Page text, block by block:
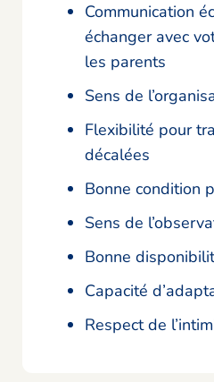
Communication
échanger avec
les parents
Sens de
Flexibilité pour
décalées
Bonne condition
Sens de
Bonne
Capacité
Respect de